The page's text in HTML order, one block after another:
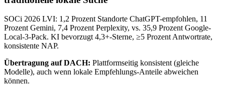
SOCi 2026 LVI: 1,2 Prozent Standorte ChatGPT-empfohlen, 11
Prozent Gemini, 7,4 Prozent Perplexity, vs. 35,9 Prozent Google-
Local-3-Pack. KI bevorzugt 4,3+-Sterne, ≥5 Prozent Antwortrate,
konsistente NAP.
Übertragung auf DACH: Plattformseitig konsistent (gleiche
Modelle), auch wenn lokale Empfehlungs-Anteile abweichen
können.